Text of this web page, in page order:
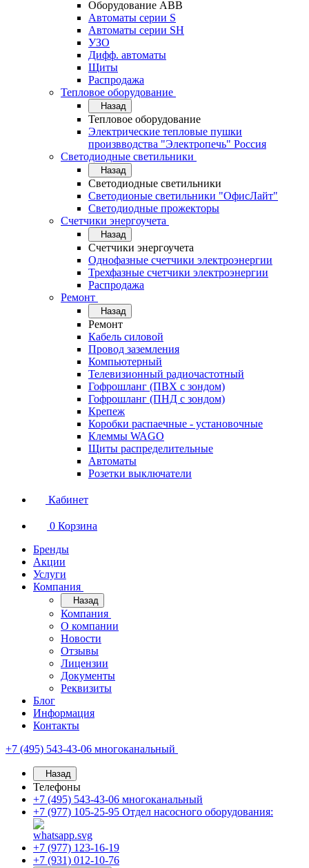
Оборудование АВВ
Автоматы серии S
Автоматы серии SH
УЗО
Дифф. автоматы
Щиты
Распродажа
Тепловое оборудование
Назад
Тепловое оборудование
Электрические тепловые пушки
произвводства "Электропечь" Россия
Светодиодные светильники
Назад
Светодиодные светильники
Светодионые светильники "ОфисЛайт"
Светодиодные прожекторы
Счетчики энергоучета
Назад
Счетчики энергоучета
Однофазные счетчики электроэнергии
Трехфазные счетчики электроэнергии
Распродажа
Ремонт
Назад
Ремонт
Кабель силовой
Провод заземления
Компьютерный
Телевизионный радиочастотный
Гофрошланг (ПВХ с зондом)
Гофрошланг (ПНД с зондом)
Крепеж
Коробки распаечные - установочные
Клеммы WAGO
Щиты распределительные
Автоматы
Розетки выключатели
Кабинет
0 Корзина
Бренды
Акции
Услуги
Компания
Назад
Компания
О компании
Новости
Отзывы
Лицензии
Документы
Реквизиты
Блог
Информация
Контакты
+7 (495) 543-43-06 многоканальный
Назад
Телефоны
+7 (495) 543-43-06 многоканальный
+7 (977) 105-25-95 Отдел насосного оборудования:
+7 (977) 123-16-19
+7 (931) 012-10-76